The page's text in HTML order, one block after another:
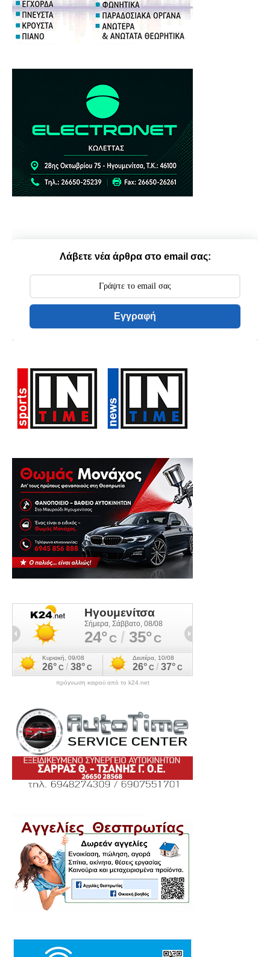
Λάβετε νέα άρθρα στο email σας:
Εγγραφή
πρόγνωση καιρού από το k24.net